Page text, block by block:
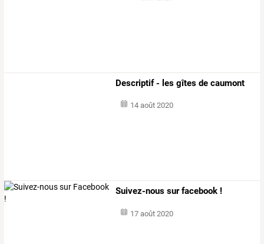
Descriptif - les gîtes de caumont
14 août 2020
Suivez-nous sur facebook !
17 août 2020